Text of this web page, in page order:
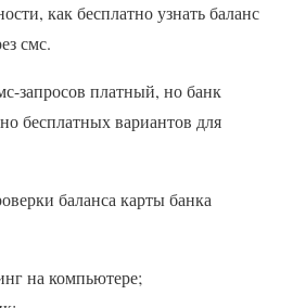
как бесплатно узнать баланс
смс.
запросов платный, но банк
бесплатных вариантов для
баланса карты банка
на компьютере;